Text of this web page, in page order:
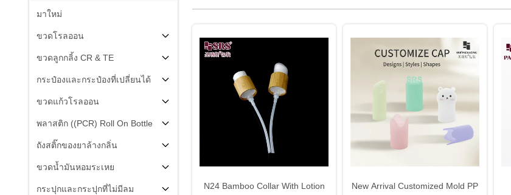
มาใหม่
ขวดโรลออน
ขวดลูกกลิ้ง CR & TE
กระป๋องและกระป๋องที่เปลี่ยนได้
ขวดแก้วโรลออน
พลาสติก ((PCR) Roll On Bottle
ถังสติ๊กของยาล้างกลิ่น
ขวดน้ำมันหอมระเหย
กระปุกและกระปุกที่ไม่มีลม
N24 Bamboo Collar With Lotion
New Arrival Customized Mold PP